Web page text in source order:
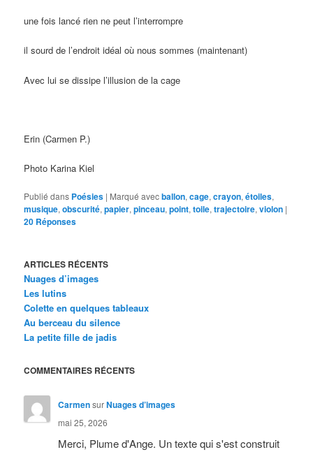
une fois lancé rien ne peut l’interrompre
il sourd de l’endroit idéal où nous sommes (maintenant)
Avec lui se dissipe l’illusion de la cage
Erin (Carmen P.)
Photo Karina Kiel
Publié dans Poésies | Marqué avecballon,cage,crayon,étoiles,
musique,obscurité,papier,pinceau,point,toile,trajectoire,violon |
20 Réponses
ARTICLES RÉCENTS
Nuages d’images
Les lutins
Colette en quelques tableaux
Au berceau du silence
La petite fille de jadis
COMMENTAIRES RÉCENTS
CarmensurNuages d’images
mai 25, 2026
Merci, Plume d'Ange. Un texte qui s'est construit